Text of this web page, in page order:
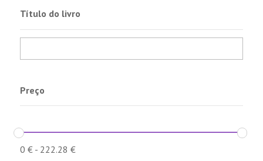
Título do livro
Preço
0 €- 222.28 €